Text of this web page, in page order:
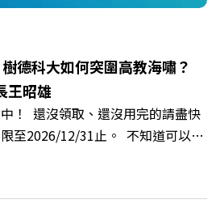
成敗輕易定義的強韌自我。 🔺 職
🔺 如何用「冰山對話」看穿主管
🔺 怎麼做到「好奇少一點、批判
的職涯焦慮，如何把自我價值打
《透視職場冰山》新書介紹
book/BWL108🎂歡
下破天荒的獨家優惠
9e5pbz✨關注《遠見》更多的社
A4ELQpIG：
德科大如何突圍高教海嘯？
王昭雄
！ 還沒領取、還沒用完的請盡快
至2026/12/31止。 不知道可以在
網」【合作店家】專區，全台五千
上來找適用地點！ ➡️
—— 以上為 FMTaiwan 與